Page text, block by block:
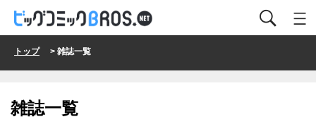
トップ> 雑誌一覧
雑誌一覧